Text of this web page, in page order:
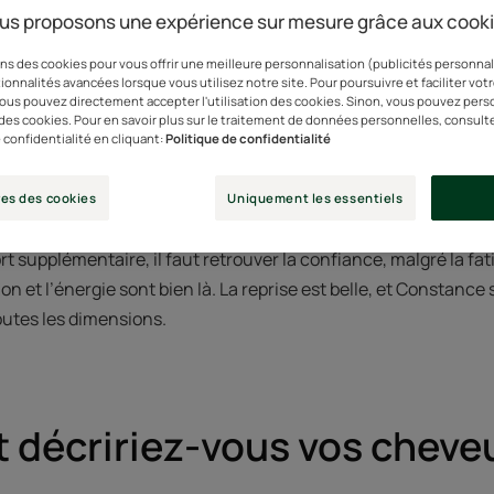
cheveux du post-
Elle pointe sur son manuscrit les dernières
plus de rythme. C’est le nouvel épisode de la web série
par l’absurde de divers faits de sociétés. Constance est
compagnie de théâtre Les Conversations. Elle est aussi
confie que son travail a évolué, au fil des grossesses, tout
supplémentaire, il faut retrouver la confiance, malgré la
et l’énergie sont bien là. La reprise est belle, et
les dimensions.
décririez-vous vos
proposons une expérience sur mesure grâce aux
des cookies pour vous offrir une meilleure personnalisation (publicités
avancées lorsque vous utilisez notre site. Pour poursuivre et faciliter
pouvez directement accepter l'utilisation des cookies. Sinon, vous pouvez
cookies. Pour en savoir plus sur le traitement de données personnelles,
en cliquant:Politique de confidentialité
des cookies Uniquement les essentiels